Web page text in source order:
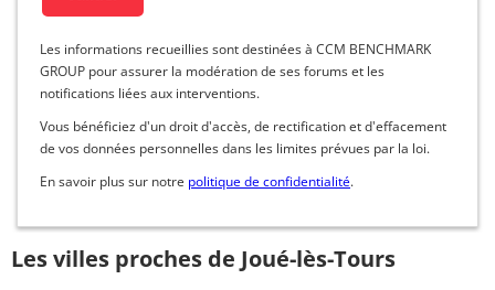
Les informations recueillies sont destinées à CCM BENCHMARK
GROUP pour assurer la modération de ses forums et les
notifications liées aux interventions.
Vous bénéficiez d'un droit d'accès, de rectification et d'effacement
de vos données personnelles dans les limites prévues par la loi.
En savoir plus sur notre politique de confidentialité.
Les villes proches de Joué-lès-Tours